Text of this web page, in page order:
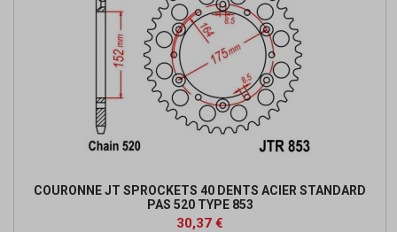
COURONNE JT SPROCKETS 40 DENTS ACIER STANDARD
PAS 520 TYPE 853
Prix
30,37 €